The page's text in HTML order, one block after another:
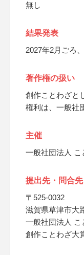
無し
結果発表
2027年2月ごろ
著作権の扱い
創作ことわざと
権利は、一般社
主催
一般社団法人 こ
提出先・問合先
〒525-0032
滋賀県草津市大
一般社団法人 こ
創作ことわざ大